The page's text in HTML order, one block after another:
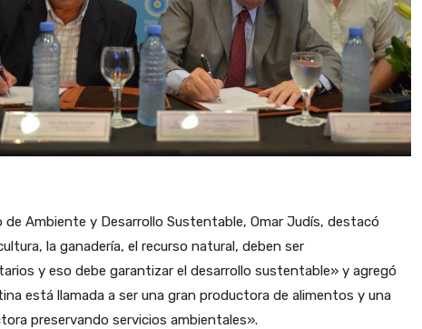
de Ambiente y Desarrollo Sustentable, Omar Judís, destacó
la ganadería, el recurso natural, deben ser
y eso debe garantizar el desarrollo sustentable» y agregó
está llamada a ser una gran productora de alimentos y una
preservando servicios ambientales».